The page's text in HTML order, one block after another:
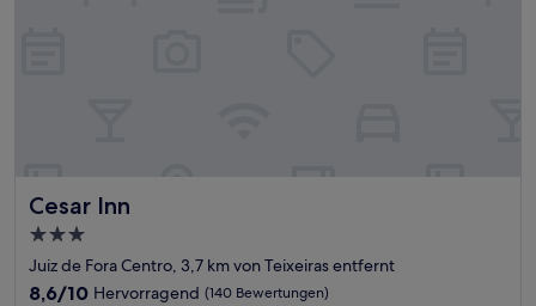
Cesar Inn
Cesar Inn
3.0-
Sterne-
Unterkunft
Juiz de Fora Centro, 3,7 km von Teixeiras entfernt
8.6
8,6/10 Hervorragend (140 Bewertungen)